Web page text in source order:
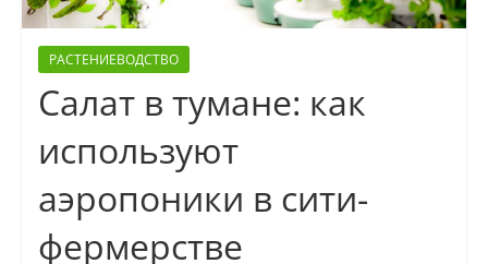
РАСТЕНИЕВОДСТВО
Салат в тумане: как
используют
аэропоники в сити-
фермерстве